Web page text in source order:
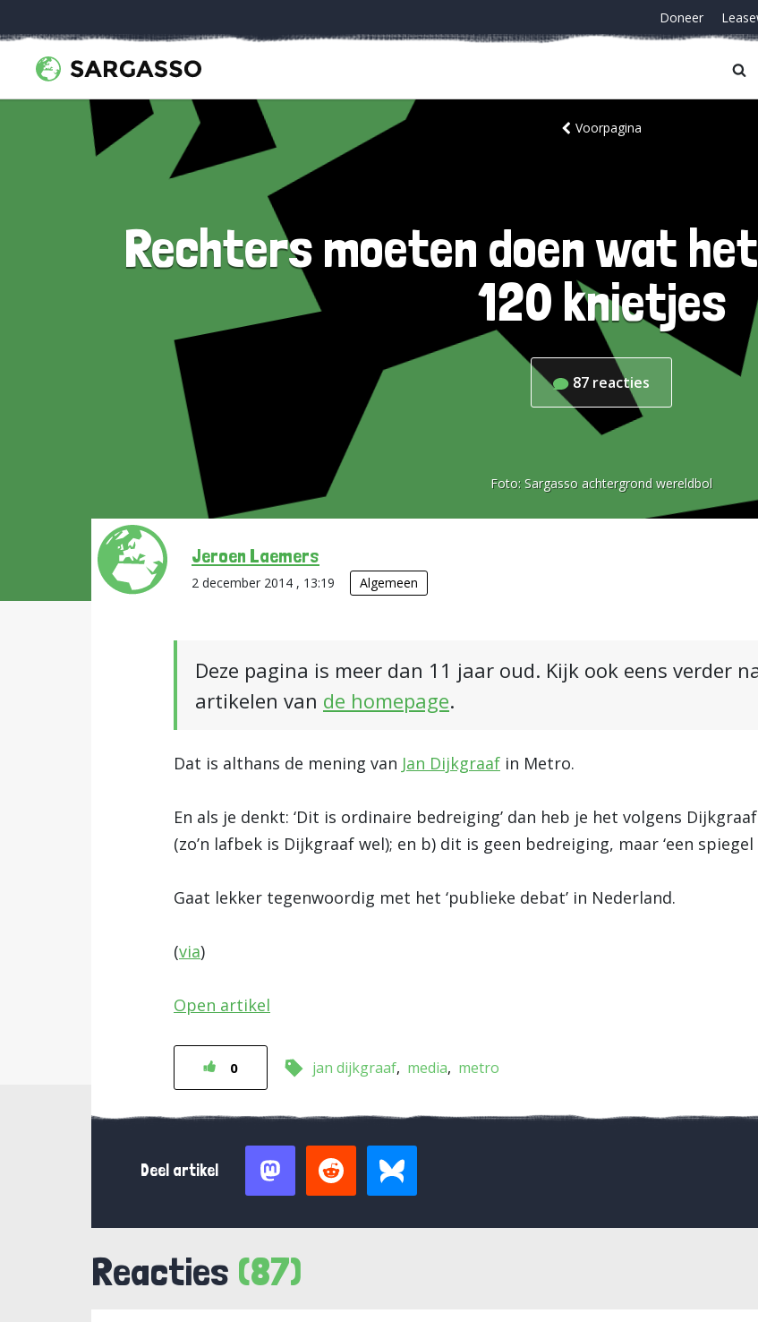
Doneer
Voorpagina
Rechters moeten doen wat
120 knietjes
87 reacties
Foto: Sargasso achtergrond wereldbol
Jeroen Laemers
2 december 2014 , 13:19 Algemeen
Deze pagina is meer dan 11 jaar oud. Kijk ook eens verder
artikelen van de homepage.
Dat is althans de mening van Jan Dijkgraaf in Metro.
En als je denkt: ‘Dit is ordinaire bedreiging’ dan heb je het volgens
(zo’n lafbek is Dijkgraaf wel); en b) dit is geen bedreiging, maar ‘een spiegel
Gaat lekker tegenwoordig met het ‘publieke debat’ in Nederland.
(via)
Open artikel
0 jan dijkgraaf media metro
Deel artikel
Reacties (87)